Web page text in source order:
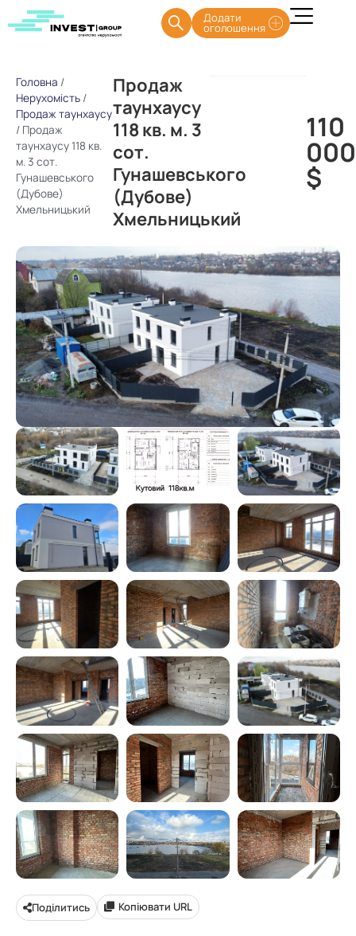
Додати
оголошення
Головна /
Нерухомість /
Продаж таунхаусу
/ Продаж
таунхаусу 118 кв.
м. 3 сот.
Гунашевського
(Дубове)
Хмельницький
Продаж
таунхаусу
118 кв. м. 3
сот.
Гунашевського
(Дубове)
Хмельницький
110
000
$
Поділитись Копіювати URL